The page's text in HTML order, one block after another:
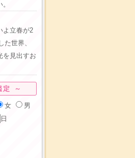
よ立春が2
た世界、
を見出すお
定 ～
女
男
日